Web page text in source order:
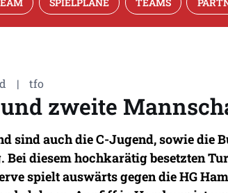
| tfo
zweite
sind auch die C-Jugend, sowie die
Bei diesem hochkarätig besetzten
spielt auswärts gegen die HG